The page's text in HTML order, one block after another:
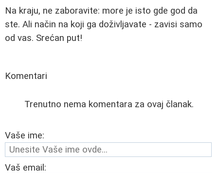
Na kraju, ne zaboravite: more je isto gde god da
ste. Ali način na koji ga doživljavate - zavisi samo
od vas. Srećan put!
Komentari
Trenutno nema komentara za ovaj članak.
Vaše ime:
Vaš email: